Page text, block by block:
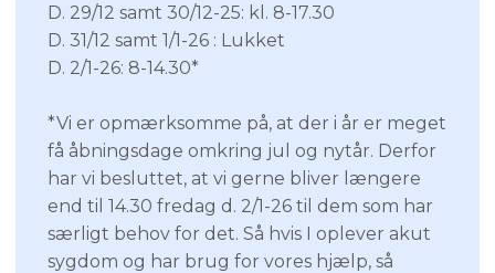
D. 29/12 samt 30/12-25: kl. 8-17.30
D. 31/12 samt 1/1-26 : Lukket
D. 2/1-26: 8-14.30*
*Vi er opmærksomme på, at der i år er meget
få åbningsdage omkring jul og nytår. Derfor
har vi besluttet, at vi gerne bliver længere
end til 14.30 fredag d. 2/1-26 til dem som har
særligt behov for det. Så hvis I oplever akut
sygdom og har brug for vores hjælp, så